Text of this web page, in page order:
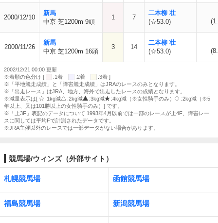
2000/12/10
新馬
中京 芝1200m 9頭
1 7
二本柳 壮
(☆53.0)
2000/11/26
新馬
中京 芝1200m 16頭
3 14
二本柳 壮
(☆53.0)
2002/12/21 00:00 更新
※着順の色分け [
:1着 :2着
:3着 ]
※「平地競走成績」と「障害競走成績」はJRAのレースのみとなります。
※「出走レース」はJRA、地方、海外で出走したレースの成績となります。
※減量表示は[
:1kg減 :2kg減 :3kg減 :4kg減（※女性騎手のみ）
:2kg減（※5
年以上、又は101勝以上の女性騎手のみ）] です。
※「上3F」表記のデータについて 1993年4月以前では一部のレースが上4F、障害レー
スに関しては平均Fで計測されたデータです。
※JRA主催以外のレースでは一部データがない場合があります。
競馬場/ウィンズ（外部サイト）
札幌競馬場 函館競馬場
福島競馬場 新潟競馬場